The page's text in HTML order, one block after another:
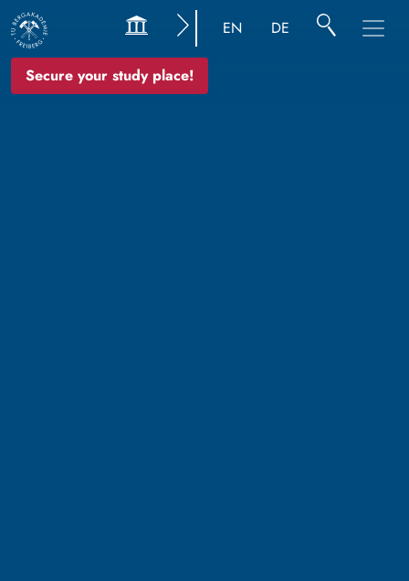
Secure your study place!
EN DE